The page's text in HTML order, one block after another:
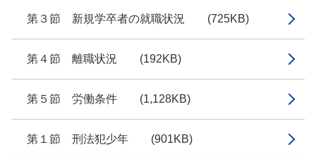
第３節 新規学卒者の就職状況 (725KB)
第４節 離職状況 (192KB)
第５節 労働条件 (1,128KB)
第１節 刑法犯少年 (901KB)